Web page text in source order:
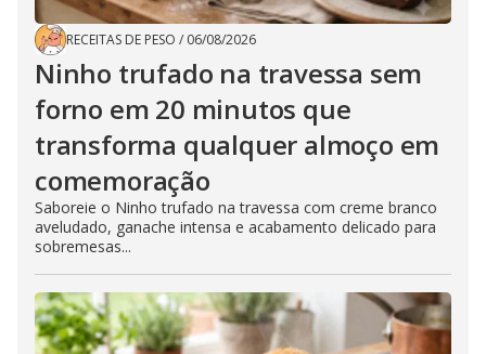
RECEITAS DE PESO / 06/08/2026
Ninho trufado na travessa sem
forno em 20 minutos que
transforma qualquer almoço em
comemoração
Saboreie o Ninho trufado na travessa com creme branco
aveludado, ganache intensa e acabamento delicado para
sobremesas...